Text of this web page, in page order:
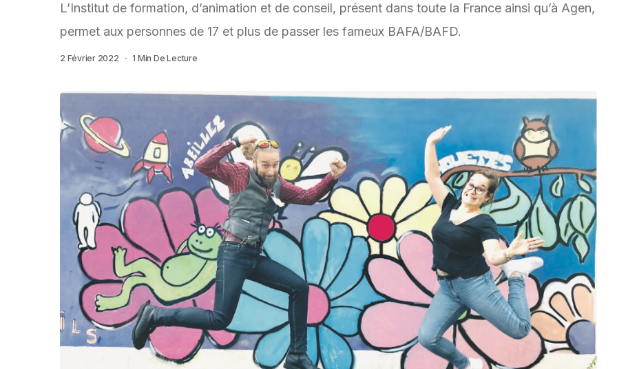
L’Institut de formation, d’animation et de conseil, présent dans toute la France ainsi qu’à Agen,
permet aux personnes de 17 et plus de passer les fameux BAFA/BAFD.
2 Février 2022 1 Min De Lecture